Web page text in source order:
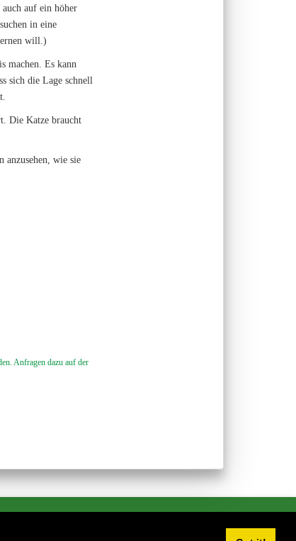
auf ein höher
in eine
will.)
machen. Es kann
sich die Lage schnell
Die Katze braucht
anzusehen, wie sie
Anfragen dazu auf der